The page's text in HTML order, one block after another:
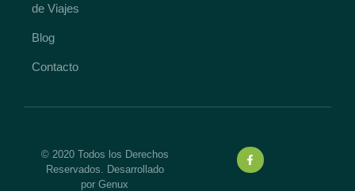
de Viajes
Blog
Contacto
© 2020 Todos los Derechos
Reservados. Desarrollado
por Genux